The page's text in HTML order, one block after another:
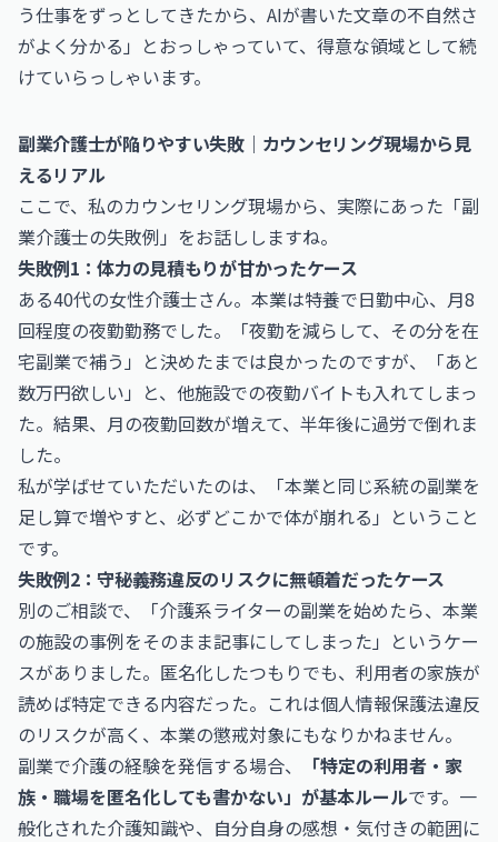
う仕事をずっとしてきたから、AIが書いた文章の不自然さ
がよく分かる」とおっしゃっていて、得意な領域として続
けていらっしゃいます。
副業介護士が陥りやすい失敗｜カウンセリング現場から見
えるリアル
ここで、私のカウンセリング現場から、実際にあった「副
業介護士の失敗例」をお話ししますね。
失敗例1：体力の見積もりが甘かったケース
ある40代の女性介護士さん。本業は特養で日勤中心、月8
回程度の夜勤勤務でした。「夜勤を減らして、その分を在
宅副業で補う」と決めたまでは良かったのですが、「あと
数万円欲しい」と、他施設での夜勤バイトも入れてしまっ
た。結果、月の夜勤回数が増えて、半年後に過労で倒れま
した。
私が学ばせていただいたのは、「本業と同じ系統の副業を
足し算で増やすと、必ずどこかで体が崩れる」ということ
です。
失敗例2：守秘義務違反のリスクに無頓着だったケース
別のご相談で、「介護系ライターの副業を始めたら、本業
の施設の事例をそのまま記事にしてしまった」というケー
スがありました。匿名化したつもりでも、利用者の家族が
読めば特定できる内容だった。これは個人情報保護法違反
のリスクが高く、本業の懲戒対象にもなりかねません。
副業で介護の経験を発信する場合、
「特定の利用者・家
族・職場を匿名化しても書かない」が基本ルールです。一
般化された介護知識や、自分自身の感想・気付きの範囲に